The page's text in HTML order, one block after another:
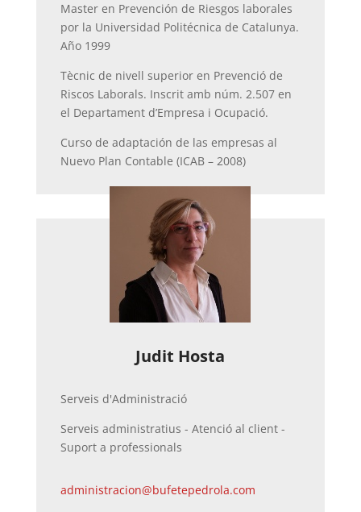
Master en Prevención de Riesgos laborales
por la Universidad Politécnica de Catalunya.
Año 1999
Tècnic de nivell superior en Prevenció de
Riscos Laborals. Inscrit amb núm. 2.507 en
el Departament d’Empresa i Ocupació.
Curso de adaptación de las empresas al
Nuevo Plan Contable (ICAB – 2008)
Judit Hosta
Serveis d'Administració
Serveis administratius - Atenció al client -
Suport a professionals
administracion@bufetepedrola.com